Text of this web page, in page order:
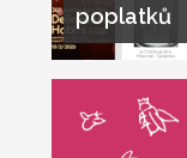
poplatků